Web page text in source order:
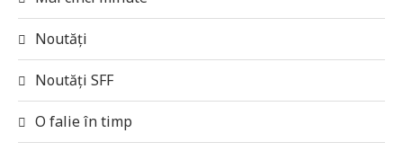
Noutăți
Noutăți SFF
O falie în timp